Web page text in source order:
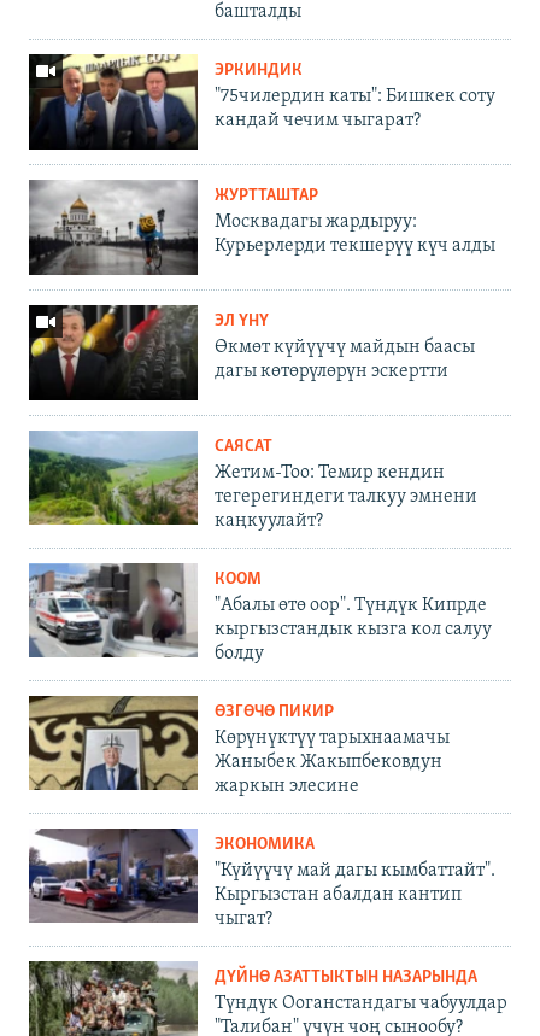
башталды
ЭРКИНДИК
"75чилердин каты": Бишкек соту
кандай чечим чыгарат?
ЖУРТТАШТАР
Москвадагы жардыруу:
Курьерлерди текшерүү күч алды
ЭЛ ҮНҮ
Өкмөт күйүүчү майдын баасы
дагы көтөрүлөрүн эскертти
САЯСАТ
Жетим-Тоо: Темир кендин
тегерегиндеги талкуу эмнени
каңкуулайт?
КООМ
"Абалы өтө оор". Түндүк Кипрде
кыргызстандык кызга кол салуу
болду
ӨЗГӨЧӨ ПИКИР
Көрүнүктүү тарыхнаамачы
Жаныбек Жакыпбековдун
жаркын элесине
ЭКОНОМИКА
"Күйүүчү май дагы кымбаттайт".
Кыргызстан абалдан кантип
чыгат?
ДҮЙНӨ АЗАТТЫКТЫН НАЗАРЫНДА
Түндүк Ооганстандагы чабуулдар
"Талибан" үчүн чоң сынообу?